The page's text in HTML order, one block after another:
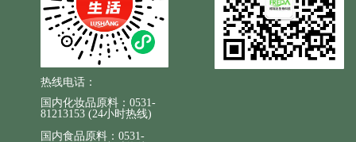
热线电话：
国内化妆品原料：0531-
81213153 (24小时热线)
国内食品原料：0531-